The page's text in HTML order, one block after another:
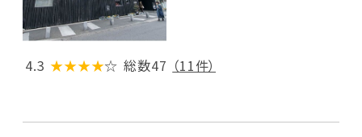
4.3 ★★★★☆ 総数47 （11件）